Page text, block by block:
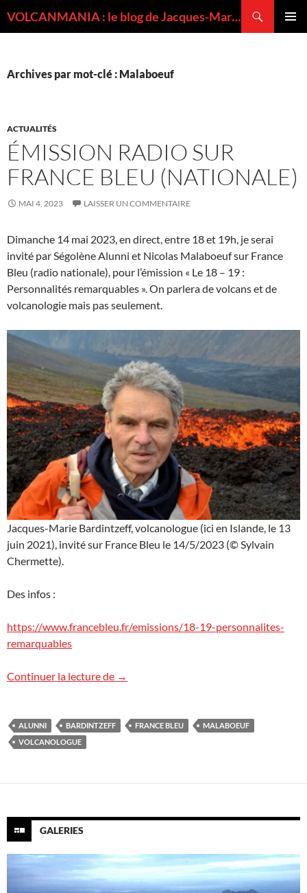
VOLCANMANIA : le blog de Jacques-Marie BARDINTZEFF, volcanologue
Archives par mot-clé : Malaboeuf
ACTUALITÉS
ÉMISSION RADIO SUR
FRANCE BLEU (NATIONALE)
MAI 4, 2023 LAISSER UN COMMENTAIRE
Dimanche 14 mai 2023, en direct, entre 18 et 19h, je serai
invité par Ségolène Alunni et Nicolas Malaboeuf sur France
Bleu (radio nationale), pour l’émission « Le 18 – 19 :
Personnalités remarquables ». On parlera de volcans et de
volcanologie mais pas seulement.
Jacques-Marie Bardintzeff, volcanologue (ici en Islande, le 13
juin 2021), invité sur France Bleu le 14/5/2023 (© Sylvain
Chermette).
Des infos :
https://www.francebleu.fr/emissions/18-19-personnalites-
remarquables
Continuer la lecture de Émission Radio sur France Bleu
→
ALUNNI BARDINTZEFF FRANCE BLEU
MALABOEUF
VOLCANOLOGUE
GALERIES